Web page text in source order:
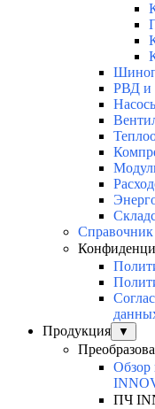
РВД
Справочник
Продукция
▼
Обзор
ПЧ